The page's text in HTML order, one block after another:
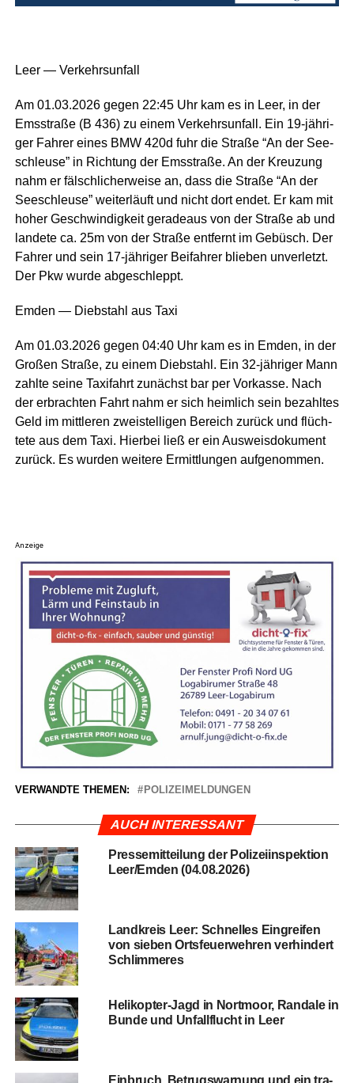
Leer — Verkehrsunfall
Am 01.03.2026 gegen 22:45 Uhr kam es in Leer, in der
Ems­stra­ße (B 436) zu einem Ver­kehrs­un­fall. Ein 19-jäh­ri­
ger Fah­rer eines BMW 420d fuhr die Stra­ße “An der See­
schleu­se” in Rich­tung der Ems­stra­ße. An der Kreu­zung
nahm er fälsch­li­cher­wei­se an, dass die Stra­ße “An der
See­schleu­se” wei­ter­läuft und nicht dort endet. Er kam mit
hoher Geschwin­dig­keit gera­de­aus von der Stra­ße ab und
lan­de­te ca. 25m von der Stra­ße ent­fernt im Gebüsch. Der
Fah­rer und sein 17-jäh­ri­ger Bei­fah­rer blie­ben unver­letzt.
Der Pkw wur­de abgeschleppt.
Emden — Dieb­stahl aus Taxi
Am 01.03.2026 gegen 04:40 Uhr kam es in Emden, in der
Gro­ßen Stra­ße, zu einem Dieb­stahl. Ein 32-jäh­ri­ger Mann
zahl­te sei­ne Taxi­fahrt zunächst bar per Vor­kas­se. Nach
der erbrach­ten Fahrt nahm er sich heim­lich sein bezahl­tes
Geld im mitt­le­ren zwei­stel­li­gen Bereich zurück und flüch­
te­te aus dem Taxi. Hier­bei ließ er ein Aus­weis­do­ku­ment
zurück. Es wur­den wei­te­re Ermitt­lun­gen aufgenommen.
Anzeige
VERWANDTE THEMEN: POLIZEIMELDUNGEN
AUCH INTERESSANT
Pres­se­mit­tei­lung der Poli­zei­in­spek­ti­on
Leer/Emden (04.08.2026)
Land­kreis Leer: Schnel­les Ein­grei­fen
von sie­ben Orts­feu­er­weh­ren ver­hin­dert
Schlimmeres
Heli­ko­pter-Jagd in Nort­moor, Ran­da­le in
Bun­de und Unfall­flucht in Leer